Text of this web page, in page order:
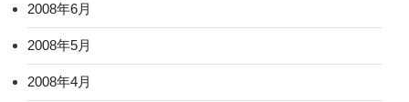
2008年6月
2008年5月
2008年4月